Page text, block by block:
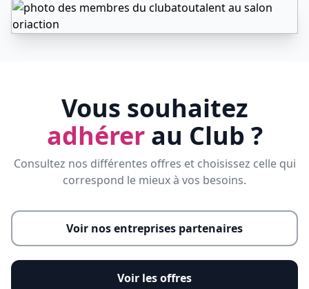
Vous souhaitez
adhérerau Club ?
Consultez nos différentes offres et choisissez celle qui
correspond le mieux à vos besoins.
Voir nos entreprises partenaires
Voir les offres